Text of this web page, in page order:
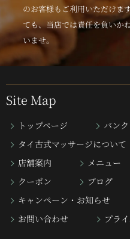
のお客様もご利用いただけま
ても、当店では責任を負いか
いませ。
Site Map
トップページ
バン
タイ古式マッサージについて
店舗案内
メニュー
クーポン
ブログ
キャンペーン・お知らせ
お問い合わせ
プラ